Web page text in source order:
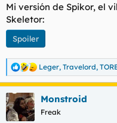
:
Mi versión de Spikor, el
Skeletor:
Spoiler
R
e
a
c
c
i
Leger, Travelord,
Monstroid
Freak